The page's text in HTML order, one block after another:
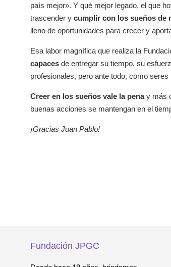
país mejor». Y qué mejor legado, el que
trascender ycumplir con los sueños de
lleno de oportunidades para crecer y
Esa labor magnífica que realiza la
capaces de entregar su tiempo, su
profesionales, pero ante todo, como seres
Creer en los sueños vale la penay más
buenas acciones se mantengan en el
¡Gracias Juan Pablo!
Fundación JPGC